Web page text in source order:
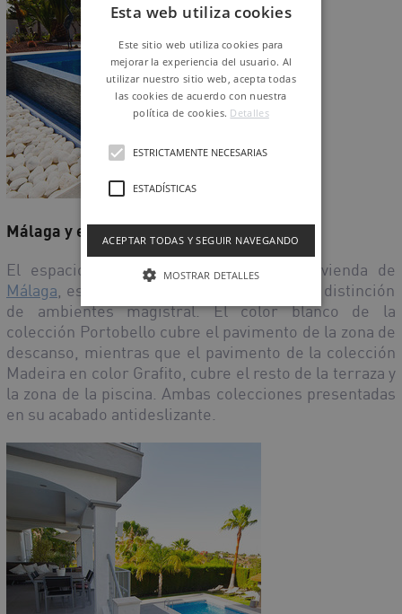
Málaga y el sol
El espacio estrella de esta magnífica vivienda de
Málaga , es su exterior, en él se resalta una distinción
de ambientes magistral. El color blanco de la
colección Portobello cubre el pavimento de la zona de
descanso, mientras que el pavimento de la colección
Madeira en color Grafito, cubre el resto de la terraza y
la zona de la piscina. Ambas colecciones presentadas
en su acabado antideslizante.
Esta web utiliza cookies
Este sitio web utiliza cookies para
mejorar la experiencia del usuario. Al
utilizar nuestro sitio web, acepta todas
las cookies de acuerdo con nuestra
política de cookies. Detalles
ESTRICTAMENTE NECESARIAS
ESTADÍSTICAS
ACEPTAR TODAS Y SEGUIR NAVEGANDO
MOSTRAR DETALLES